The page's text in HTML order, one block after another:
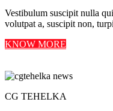
Vestibulum suscipit nulla
volutpat a, suscipit non,
KNOW MORE
CG TEHELKA